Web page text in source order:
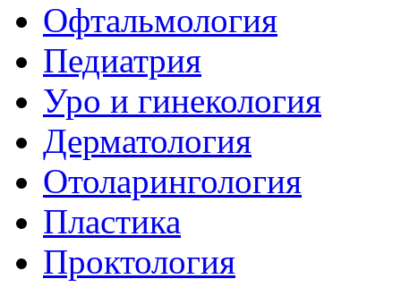
Офтальмология
Педиатрия
Уро и гинекология
Дерматология
Отоларингология
Пластика
Проктология